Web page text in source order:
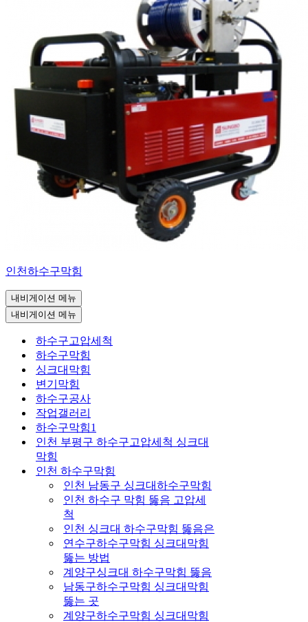
인천하수구막힘
내비게이션 메뉴
내비게이션 메뉴
하수구고압세척
하수구막힘
싱크대막힘
변기막힘
하수구공사
작업갤러리
하수구막힘1
인천 부평구 하수구고압세척 싱크대
막힘
인천 하수구막힘
인천 남동구 싱크대하수구막힘
인천 하수구 막힘 뚫음 고압세
척
인천 싱크대 하수구막힘 뚫음은
연수구하수구막힘 싱크대막힘
뚫는 방법
계양구싱크대 하수구막힘 뚫음
남동구하수구막힘 싱크대막힘
뚫는 곳
계양구하수구막힘 싱크대막힘